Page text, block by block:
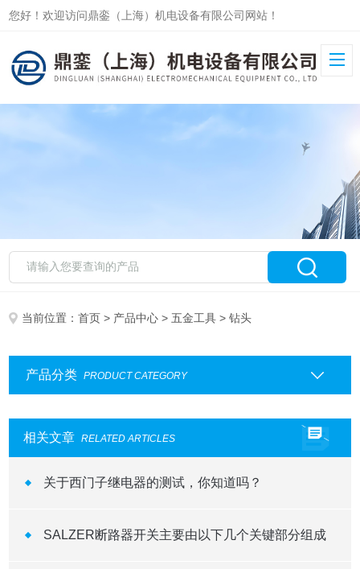
您好！欢迎访问鼎銮（上海）机电设备有限公司网站！
当前位置：首页 > 产品中心 > 五金工具 > 钻头
产品分类 PRODUCT CATEGORY
相关文章 RELATED ARTICLES
关于西门子继电器的测试，你知道吗？
SALZER断路器开关主要由以下几个关键部分组成